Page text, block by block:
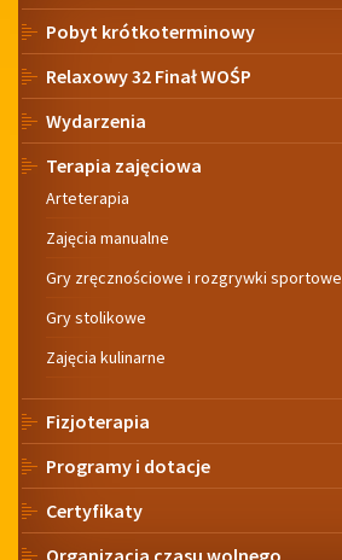
Pobyt krótkoterminowy
Relaxowy 32 Finał WOŚP
Wydarzenia
Terapia zajęciowa
Arteterapia
Zajęcia manualne
Gry zręcznościowe i rozgrywki sportowe
Gry stolikowe
Zajęcia kulinarne
Fizjoterapia
Programy i dotacje
Certyfikaty
Organizacja czasu wolnego